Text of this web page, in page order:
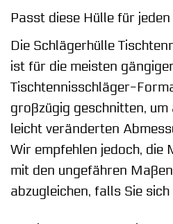
Passt diese Hülle für
Die Schlägerhülle
ist für die meisten
Tischtennisschläger-
großzügig geschnitten,
leicht veränderten
Wir empfehlen jedoch, die
mit den ungefähren
abzugleichen, falls Sie